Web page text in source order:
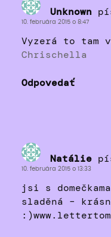
Unknown
10. februára 2015 o 8:47
Vyzerá to tam
Chrischella
Odpovedať
Natálie
10. februára 2015 o 13:33
jsi s
sladěná –